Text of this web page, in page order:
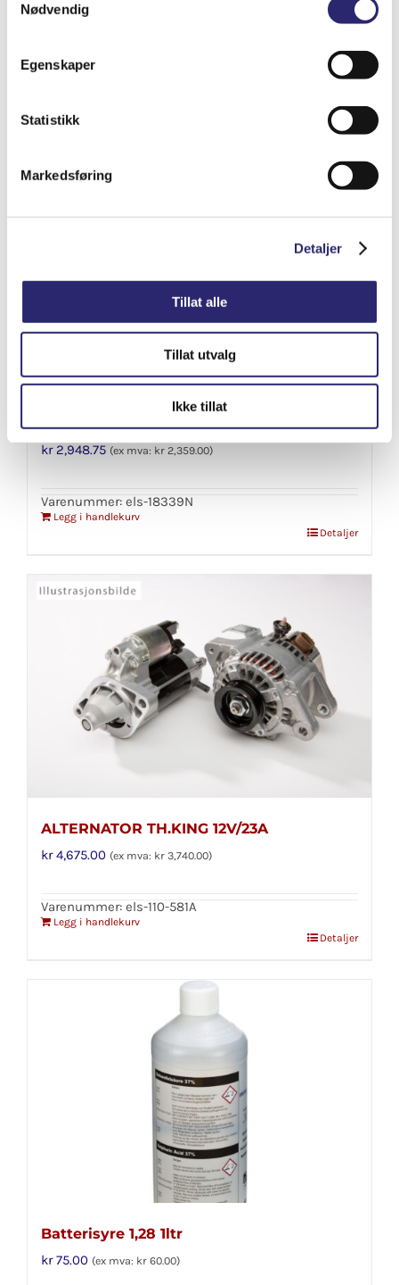
Nødvendig
Egenskaper
Statistikk
Markedsføring
Detaljer
Tillat alle
Tillat utvalg
Ikke tillat
STARTER 10T 2,8KW BEDFORD
Legg i handlekurv
Detaljer
STARTER 12V
kr2,948.75 (ex mva: kr 2,359.00)
Varenummer: els-18339N
Legg i handlekurv
Detaljer
ALTERNATOR TH.KING 12V/23A
kr4,675.00 (ex mva: kr 3,740.00)
Varenummer: els-110-581A
Legg i handlekurv
Detaljer
Batterisyre 1,28 1ltr
kr75.00 (ex mva: kr 60.00)